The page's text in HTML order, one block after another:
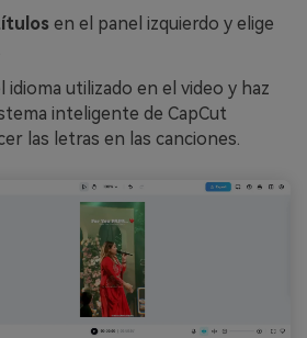
en el panel izquierdo y elige
idioma utilizado en el video y haz
inteligente de CapCut
las letras en las canciones.